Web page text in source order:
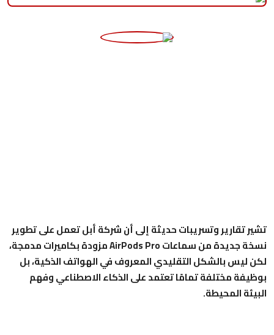
تشير تقارير وتسريبات حديثة إلى أن شركة أبل تعمل على تطوير
نسخة جديدة من سماعات AirPods Pro مزودة بكاميرات مدمجة،
لكن ليس بالشكل التقليدي المعروف في الهواتف الذكية، بل
بوظيفة مختلفة تمامًا تعتمد على الذكاء الاصطناعي وفهم
البيئة المحيطة.